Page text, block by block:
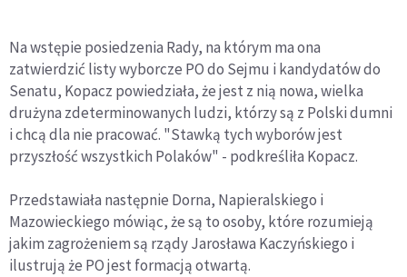
Na wstępie posiedzenia Rady, na którym ma ona
zatwierdzić listy wyborcze PO do Sejmu i kandydatów do
Senatu, Kopacz powiedziała, że jest z nią nowa, wielka
drużyna zdeterminowanych ludzi, którzy są z Polski dumni
i chcą dla nie pracować. "Stawką tych wyborów jest
przyszłość wszystkich Polaków" - podkreśliła Kopacz.
Przedstawiała następnie Dorna, Napieralskiego i
Mazowieckiego mówiąc, że są to osoby, które rozumieją
jakim zagrożeniem są rządy Jarosława Kaczyńskiego i
ilustrują że PO jest formacją otwartą.